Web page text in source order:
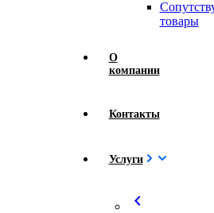
товары
О
компании
Контакты
Услуги
chevron_left